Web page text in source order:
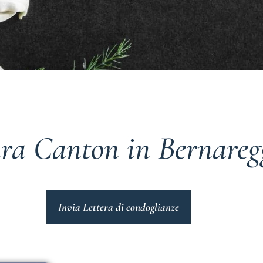
Canton in
Invia Lettera di condoglianze